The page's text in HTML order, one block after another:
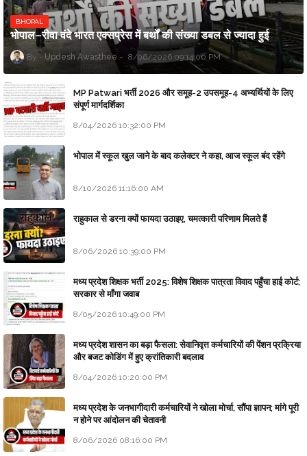
BHOPAL
भोपाल–रीवा वंदे भारत एक्सप्रेस में बर्थों की संख्या डबल से ज्यादा हुई
Updesh Awasthee 8/06/2026 09:14:00 PM
MP Patwari भर्ती 2026 और समूह-2 उपसमूह-4 अभ्यर्थियों के लिए
संपूर्ण मार्गदर्शिका
8/04/2026 10:32:00 PM
भोपाल में स्कूल खुल जाने के बाद कलेक्टर ने कहा, आज स्कूल बंद रहेंगे
8/10/2026 11:16:00 AM
राहुकाल से डरना क्यों फायदा उठाइए, चमत्कारी परिणाम मिलते हैं
8/06/2026 10:39:00 PM
मध्य प्रदेश शिक्षक भर्ती 2025: विशेष शिक्षक पात्रता विवाद पहुँचा हाई कोर्ट;
सरकार से माँगा जवाब
8/05/2026 10:49:00 PM
मध्य प्रदेश शासन का बड़ा फैसला: सेवानिवृत्त कर्मचारियों की पेंशन प्रक्रिया
और बजट कोडिंग में हुए क्रांतिकारी बदलाव
8/04/2026 10:20:00 PM
मध्य प्रदेश के जनभागीदारी कर्मचारियों ने खोला मोर्चा, सौंपा ज्ञापन; मांगे पूरी
न होने पर आंदोलन की चेतावनी
8/06/2026 08:16:00 PM